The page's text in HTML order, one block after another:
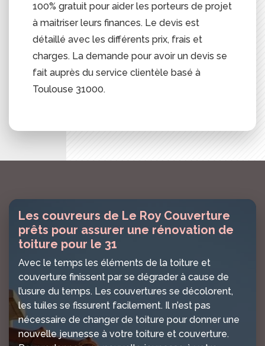
100% gratuit pour aider les porteurs de projet
à maitriser leurs finances. Le devis est
détaillé avec les différents prix, frais et
charges. La demande pour avoir un devis se
fait auprès du service clientèle basé à
Toulouse 31000.
Les couvreurs de Le Roy Couverture
prêts pour assurer une rénovation de
toiture pour le 31
Avec le temps les éléments de la toiture et
couverture finissent par se dégrader à cause de
l’usure du temps. Les couvertures se décolorent,
les tuiles se fissurent facilement. Il n’est pas
nécessaire de changer de toiture pour donner une
nouvelle jeunesse à votre toiture et couverture.